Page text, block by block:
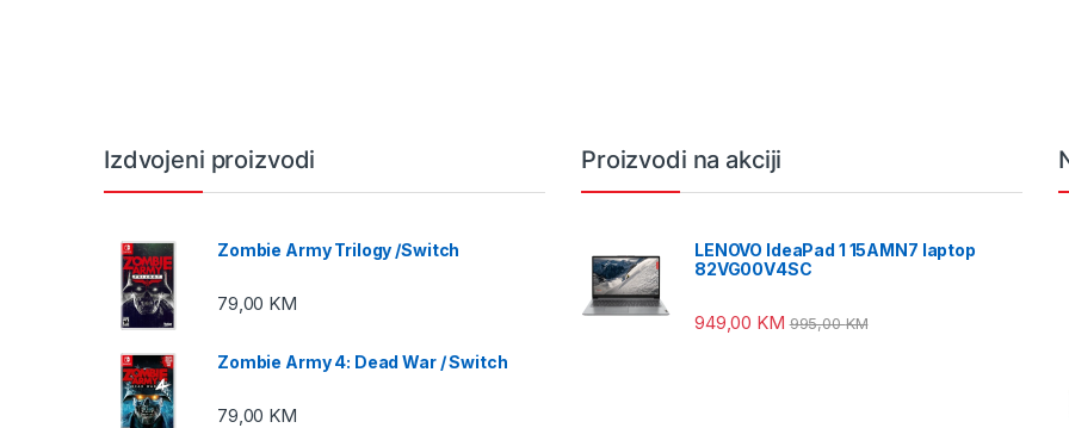
Izdvojeni proizvodi
Zombie Army Trilogy /Switch
79,00 KM
Zombie Army 4: Dead War / Switch
79,00 KM
Proizvodi na akciji
LENOVO IdeaPad 1 15AMN7 laptop
82VG00V4SC
949,00 KM 995,00KM